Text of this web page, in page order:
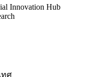
Innovation Hub
ทศ